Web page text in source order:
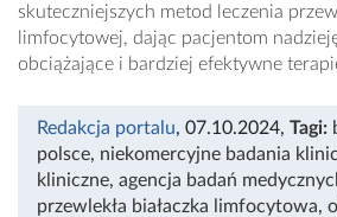
skuteczniejszych metod leczenia
limfocytowej, dając pacjentom
obciążające i bardziej efektywne
Redakcja portalu, 07.10.2024, Tagi:
polsce, niekomercyjne badania
kliniczne, agencja badań
przewlekła białaczka limfocytowa,